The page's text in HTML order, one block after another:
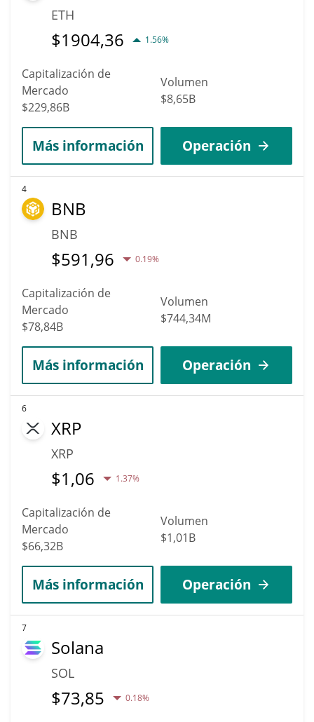
ETH
$1904,36 1.56%
Capitalización de
Mercado
$229,86B
Volumen
$8,65B
Más información Operación
4
BNB
BNB
$591,96 0.19%
Capitalización de
Mercado
$78,84B
Volumen
$744,34M
Más información Operación
6
XRP
XRP
$1,06 1.37%
Capitalización de
Mercado
$66,32B
Volumen
$1,01B
Más información Operación
7
Solana
SOL
$73,85 0.18%